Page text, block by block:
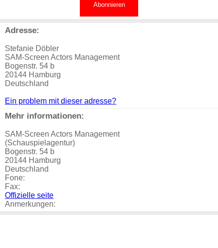
Abonnieren
Adresse:
Stefanie Döbler
SAM-Screen Actors Management
Bogenstr. 54 b
20144 Hamburg
Deutschland
Ein problem mit dieser adresse?
Mehr informationen:
SAM-Screen Actors Management
(Schauspielagentur)
Bogenstr. 54 b
20144 Hamburg
Deutschland
Fone:
Fax:
Offizielle seite
Anmerkungen: